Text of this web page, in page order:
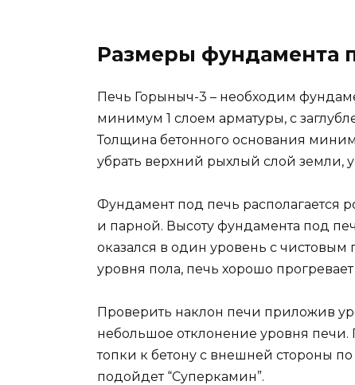
Размеры фундамента
Печь Горыныч-3 – необходим
минимум 1 слоем арматуры, с
Толщина бетонного основания
убрать верхний рыхлый слой земли,
Фундамент под печь
и парной. Высоту фундамента под
оказался в один уровень с
уровня пола, печь хорошо
Проверить наклон печи приложив
небольшое отклонение уровня печи.
топки к бетону с внешней стороны
подойдет “Суперкамин”.